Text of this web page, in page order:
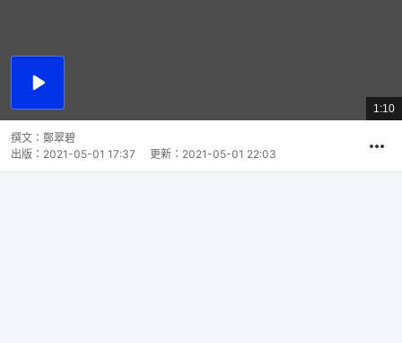
播
總
共
1:10
撰文： 鄭翠碧
出版： 2021-05-01 17:37 更新： 2021-05-01 22:03